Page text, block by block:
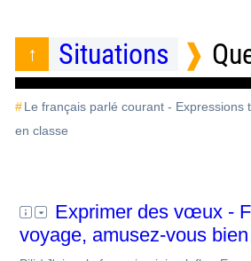
Situations
Le français parlé courant - Expressions
en classe
Exprimer des vœux -
voyage, amusez-vous